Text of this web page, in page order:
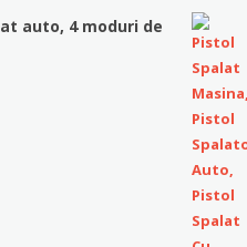
auto, 4 moduri de